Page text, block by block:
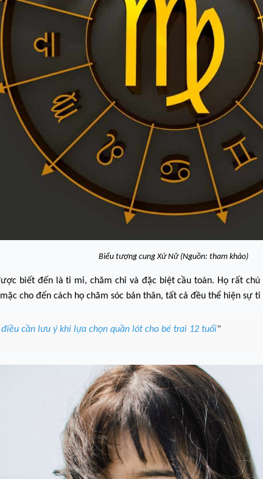
Biểu tượng cung Xử Nữ (Nguồn: tham khảo)
biết đến là tỉ mỉ, chăm chỉ và đặc biệt cầu toàn. Họ rất
cho đến cách họ chăm sóc bản thân, tất cả đều thể hiện sự
cần lưu ý khi lựa chọn quần lót cho bé trai 12 tuổi"